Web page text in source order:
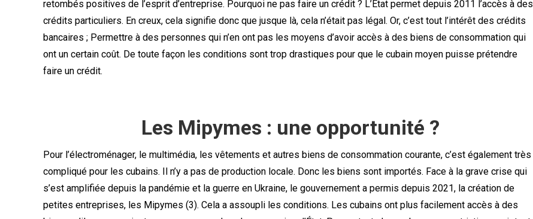
retombés positives de l’esprit d’entreprise. Pourquoi ne pas faire un crédit ? L’État permet depuis 2011 l’accès à des
crédits particuliers. En creux, cela signifie donc que jusque là, cela n’était pas légal. Or, c’est tout l’intérêt des crédits
bancaires ; Permettre à des personnes qui n’en ont pas les moyens d’avoir accès à des biens de consommation qui
ont un certain coût. De toute façon les conditions sont trop drastiques pour que le cubain moyen puisse prétendre
faire un crédit.
Les Mipymes : une opportunité ?
Pour l’électroménager, le multimédia, les vêtements et autres biens de consommation courante, c’est également très
compliqué pour les cubains. Il n’y a pas de production locale. Donc les biens sont importés. Face à la grave crise qui
s’est amplifiée depuis la pandémie et la guerre en Ukraine, le gouvernement a permis depuis 2021, la création de
petites entreprises, les Mipymes (3). Cela a assoupli les conditions. Les cubains ont plus facilement accès à des